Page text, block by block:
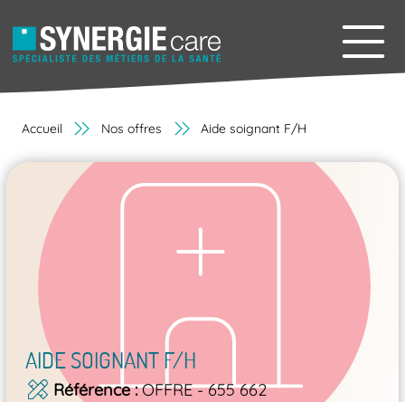
Accueil Nos offres Aide soignant F/H
AIDE SOIGNANT F/H
Référence OFFRE - 655 662